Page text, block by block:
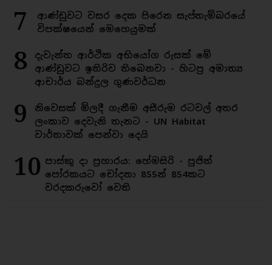
7
ආණ්ඩුවට වසර දෙක පිරෙන සැප්තැම්බරයේ
විපක්ෂයෙන් මෙහෙයුමක්
8
දැවැන්ත ආර්ථික අභියෝග රුසක් මේ
ආණ්ඩුවට ඉතිරිව තිබෙනවා - හිටපු අමාත්‍ය
ආචාර්ය බන්දුල ගුණවර්ධන
9
නිවෙසක් මිලදී ගැනීම අසීරුම රටවල් අතර
ලංකාව දෙවැනි තැනට - UN Habitat
වාර්තාවක් පෙන්වා දෙයි
10 පාස්කු දා ප්‍රහාරය: හේමසිරි - පූජිත්
පෝරකයට චෝදනා 855න් 854කට
වරදකරුවෝ වෙති